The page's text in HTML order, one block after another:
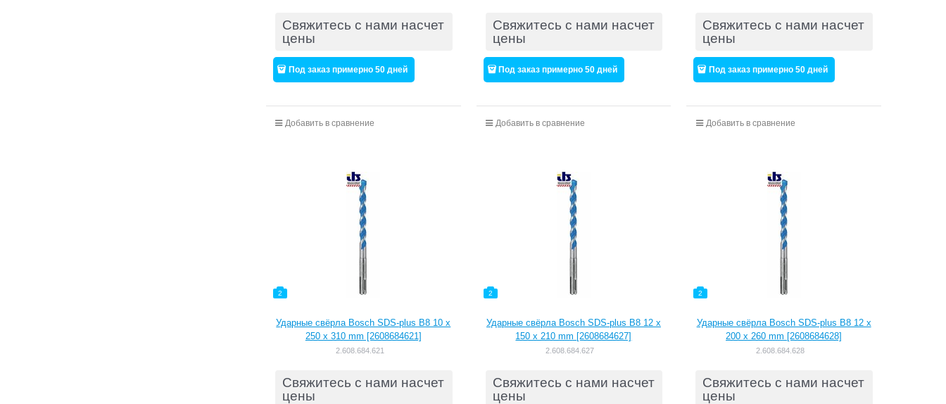
Свяжитесь с нами насчет
цены
Под заказ примерно 50 дней
Добавить в сравнение
Свяжитесь с нами насчет
цены
Под заказ примерно 50 дней
Добавить в сравнение
Свяжитесь с нами насчет
цены
Под заказ примерно 50 дней
Добавить в сравнение
2
Ударные свёрла Bosch SDS-plus B8 10 x
250 x 310 mm [2608684621]
2.608.684.621
Свяжитесь с нами насчет
цены
2
Ударные свёрла Bosch SDS-plus B8 12 x
150 x 210 mm [2608684627]
2.608.684.627
Свяжитесь с нами насчет
цены
2
Ударные свёрла Bosch SDS-plus B8 12 x
200 x 260 mm [2608684628]
2.608.684.628
Свяжитесь с нами насчет
цены